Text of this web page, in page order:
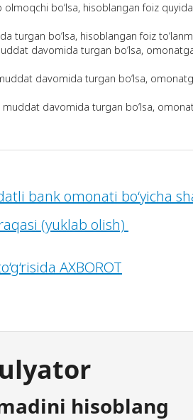
bo‘lsa, hisoblangan foiz
turgan bo‘lsa, hisoblangan foiz
davomida turgan bo‘lsa,
davomida turgan bo‘lsa,
davomida turgan bo‘lsa,
bank omonati bo‘yicha
(yuklab olish)
AXBOROT
hisoblang